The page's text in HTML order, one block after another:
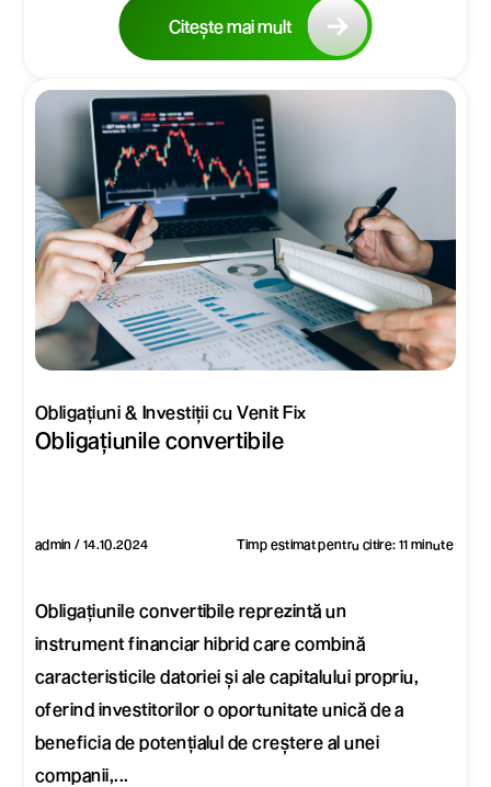
Citește mai mult
Obligațiuni & Investiții cu Venit Fix
Obligațiunile convertibile
admin / 14.10.2024 Timp estimat pentru citire: 11 minute
Obligațiunile convertibile reprezintă un
instrument financiar hibrid care combină
caracteristicile datoriei și ale capitalului propriu,
oferind investitorilor o oportunitate unică de a
beneficia de potențialul de creștere al unei
companii,...